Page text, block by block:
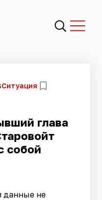
Ситуация
глава
собой
данные не